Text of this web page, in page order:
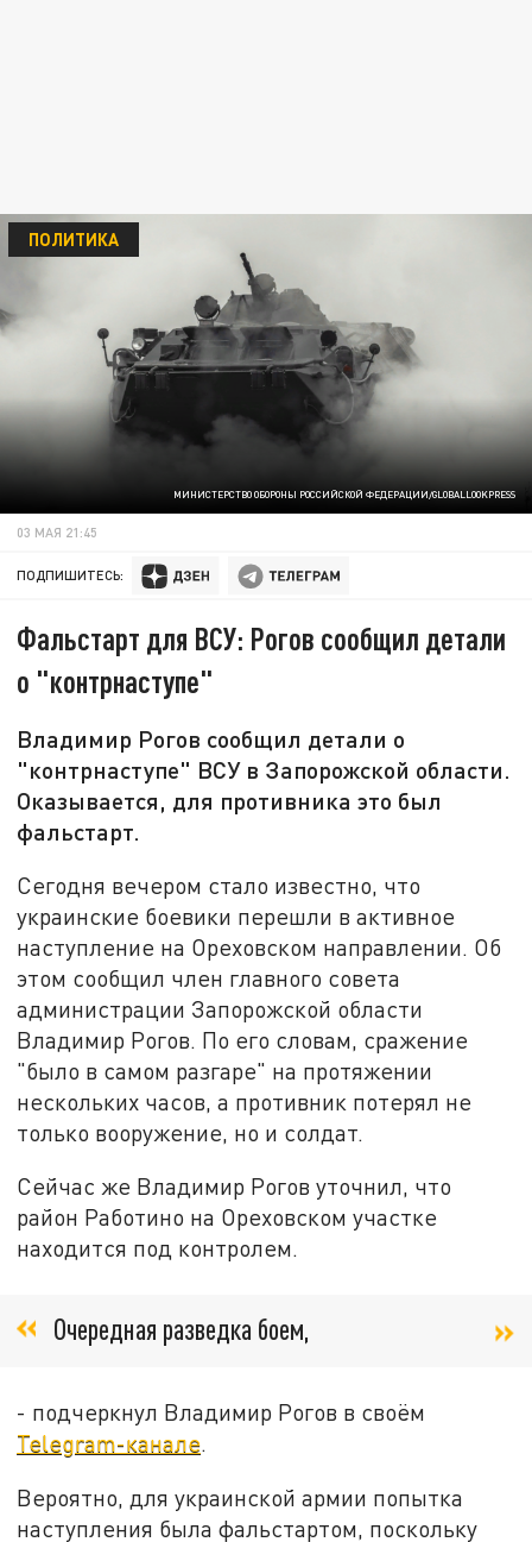
МИНИСТЕРСТВО ОБОРОНЫ РОССИЙСКОЙ ФЕДЕРАЦИИ/GLOBALLOOKPRESS
ПОЛИТИКА
03 МАЯ 21:45
ПОДПИШИТЕСЬ:
Фальстарт для ВСУ: Рогов сообщил детали
о "контрнаступе"
Владимир Рогов сообщил детали о
"контрнаступе" ВСУ в Запорожской области.
Оказывается, для противника это был
фальстарт.
Сегодня вечером стало известно, что
украинские боевики перешли в активное
наступление на Ореховском направлении. Об
этом сообщил член главного совета
администрации Запорожской области
Владимир Рогов. По его словам, сражение
"было в самом разгаре" на протяжении
нескольких часов, а противник потерял не
только вооружение, но и солдат.
Сейчас же Владимир Рогов уточнил, что
район Работино на Ореховском участке
находится под контролем.
Очередная разведка боем,
- подчеркнул Владимир Рогов в своём
Telegram-канале.
Вероятно, для украинской армии попытка
наступления была фальстартом, поскольку